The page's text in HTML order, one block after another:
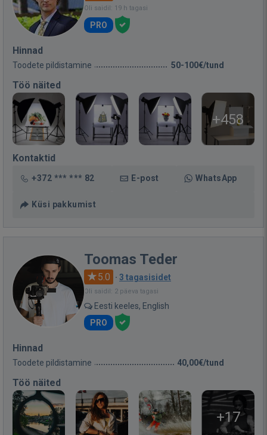
Oli saidil: 19 h tagasi
PRO
Hinnad
Toodete pildistamine 50-100€/tund
Töö näited
+458
Kontaktid
+372 *** *** 82 E-post WhatsApp
Küsi pakkumist
Toomas Teder
5.0 · 3 tagasisidet
Oli saidil: 2 päeva tagasi
Eesti keeles, English
PRO
Hinnad
Toodete pildistamine 40,00€/tund
Töö näited
+17